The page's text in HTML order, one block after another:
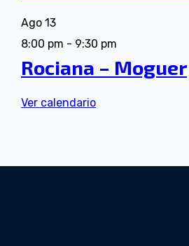
Ago 13
8:00 pm - 9:30 pm
Rociana – Moguer
Ver calendario